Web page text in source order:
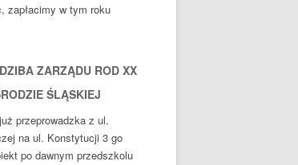
zapłacimy w tym roku
ZARZĄDU ROD XX
ŚLĄSKIEJ
przeprowadzka z ul.
na ul. Konstytucji 3 go
po dawnym przedszkolu